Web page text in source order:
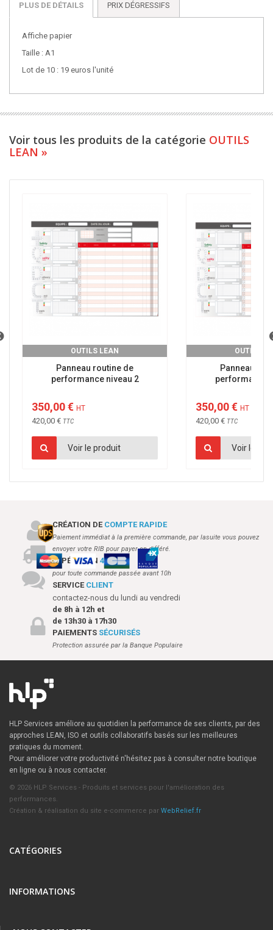
PLUS DE DÉTAILS PRIX DÉGRESSIFS
Affiche papier
Taille : A1
Lot de 10 : 19 euros l'unité
Voir tous les produits de la catégorie OUTILS
LEAN »
OUTILS LEAN
Panneau routine de
performance niveau 2
350,00 € HT
420,00 € TTC
Voir le produit
OUTILS
Panneau
performance
350,00 € HT
420,00 € TTC
Voir le
CRÉATION DE COMPTE RAPIDE
Paiement immédiat à la première commande, par lasuite vous pouvez
envoyer votre RIB pour payer en différé.
EXPÉDITION48H
pour toute commande passée avant 10h
SERVICE CLIENT
contactez-nous du lundi au vendredi
de 8h à 12h et
de 13h30 à 17h30
PAIEMENTS SÉCURISÉS
Protection assurée par la Banque Populaire
HLP Services améliore au quotidien la performance de ses clients, par des
approches LEAN, ISO et outils collaboratifs basés sur les meilleures
pratiques du moment.
Pour améliorer votre productivité n'hésitez pas à consulter notre boutique
en ligne ou à nous contacter.
© 2026 HLP Services - Produits et services pour l'amélioration des
performances.
Création & réalisation du site e-commerce par WebRelief.fr
CATÉGORIES
INFORMATIONS